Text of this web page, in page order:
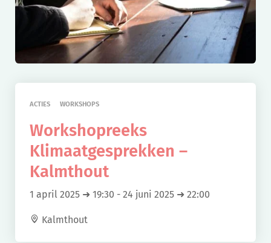
ACTIES WORKSHOPS
Workshopreeks
Klimaatgesprekken –
Kalmthout
1 april 2025 ➜ 19:30 - 24 juni 2025 ➜ 22:00
Kalmthout